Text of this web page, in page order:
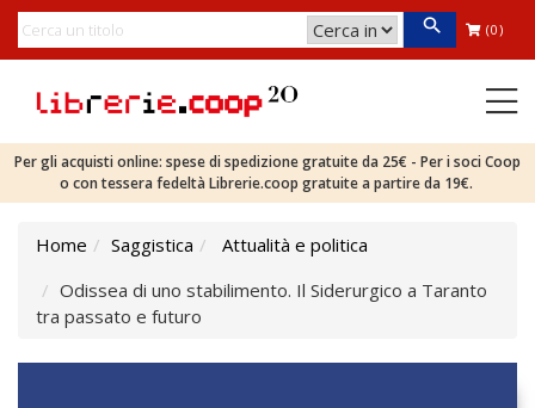
(0)
Per gli acquisti online: spese di spedizione gratuite da 25€ - Per i soci Coop
o con tessera fedeltà Librerie.coop gratuite a partire da 19€.
Home Saggistica
Attualità e politica
Odissea di uno stabilimento. Il Siderurgico a Taranto
tra passato e futuro